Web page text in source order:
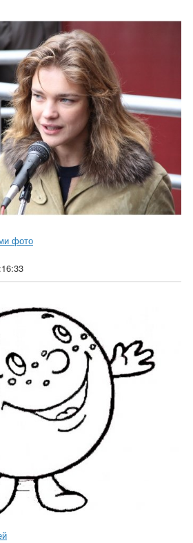
фото